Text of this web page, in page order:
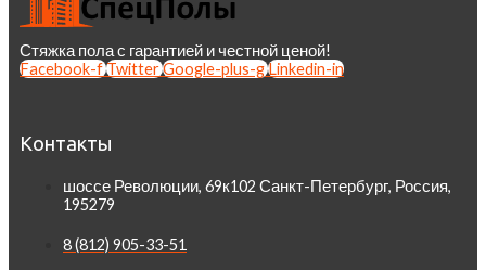
Стяжка пола с гарантией и честной ценой!
Facebook-fTwitterGoogle-plus-gLinkedin-in
Контакты
шоссе Революции, 69к102 Санкт-Петербург, Россия,
195279
8 (812) 905-33-51